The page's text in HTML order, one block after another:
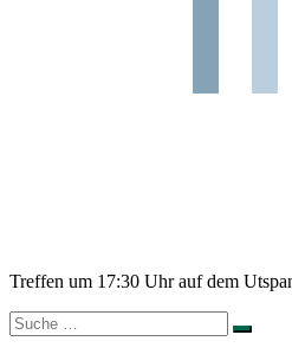
Treffen um 17:30 Uhr auf dem
Suche
nach: